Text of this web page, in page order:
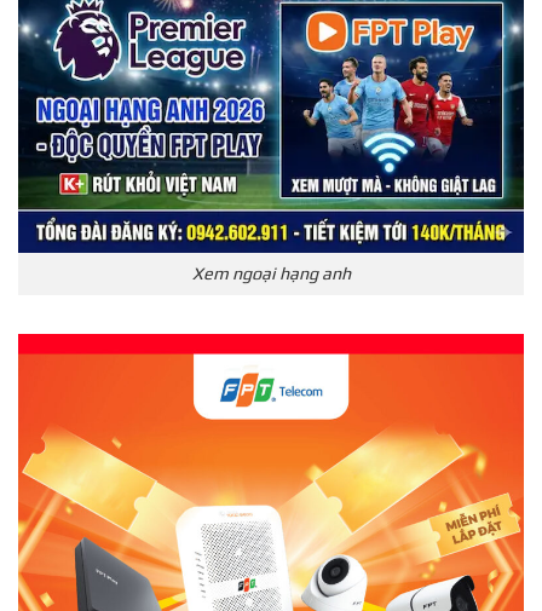
Xem ngoại hạng anh